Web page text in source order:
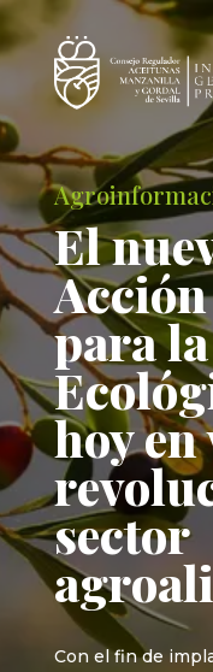
El
para
hoy
sector
Con el fin de